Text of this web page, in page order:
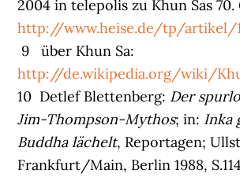
2004 in telepolis zu Khun Sas
http://www.heise.de/tp/artikel/
9 über Khun Sa:
http://de.wikipedia.org/wiki/
10 Detlef Blettenberg: Der
Jim-Thompson-Mythos; in: Inka
Buddha lächelt, Reportagen;
Frankfurt/Main, Berlin 1988, S.114